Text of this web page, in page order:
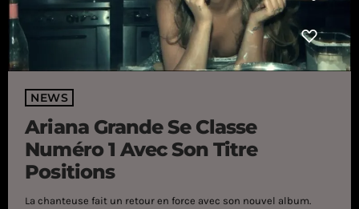
NEWS
Ariana Grande Se Classe
Numéro 1 Avec Son Titre
Positions
La chanteuse fait un retour en force avec son nouvel album.